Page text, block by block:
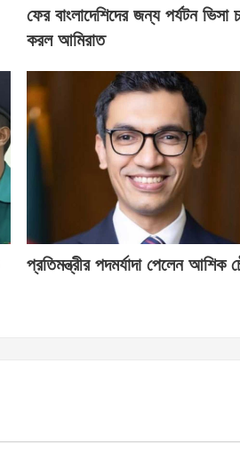
ফের বাংলাদেশিদের জন্য পর্যটন ভিসা
করল আমিরাত
প্রতিমন্ত্রীর পদমর্যাদা পেলেন আশিক